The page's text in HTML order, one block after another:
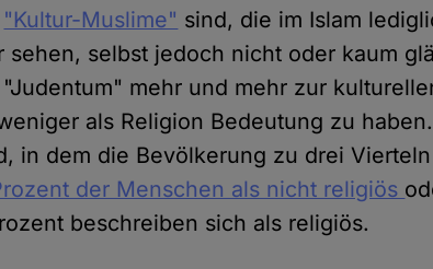
"Kultur-Muslime" sind, die im Islam
selbst jedoch nicht oder kaum
mehr und mehr zur
als Religion Bedeutung zu haben.
in dem die Bevölkerung zu drei Vierteln
der Menschen als nicht religiös
beschreiben sich als religiös.